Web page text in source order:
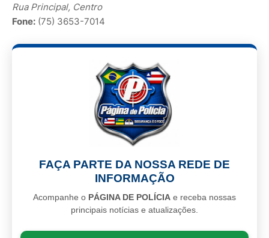
Rua Principal, Centro
Fone: (75) 3653-7014
FAÇA PARTE DA NOSSA REDE DE
INFORMAÇÃO
Acompanhe o PÁGINA DE POLÍCIA e receba nossas
principais notícias e atualizações.